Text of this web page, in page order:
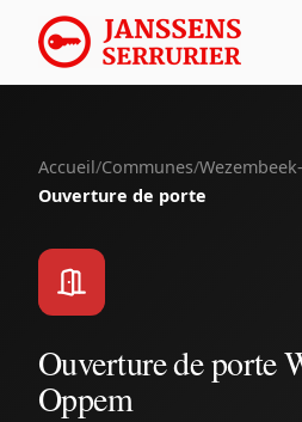
Accueil/Communes/
Ouverture de porte
Ouverture de porte
Oppem